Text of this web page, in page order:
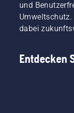
und
dabei
Entdecken